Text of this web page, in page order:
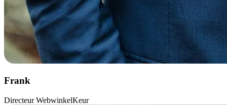
Frank
Directeur WebwinkelKeur